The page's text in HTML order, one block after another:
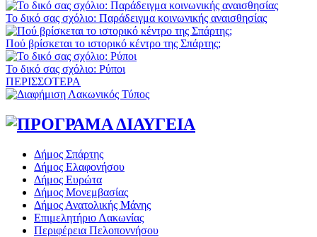
Το δικό σας σχόλιο: Παράδειγμα κοινωνικής αναισθησίας
Πού βρίσκεται το ιστορικό κέντρο της Σπάρτης;
Το δικό σας σχόλιο: Ρύποι
ΠΕΡΙΣΣΟΤΕΡΑ
Δήμος Σπάρτης
Δήμος Ελαφονήσου
Δήμος Ευρώτα
Δήμος Μονεμβασίας
Δήμος Ανατολικής Μάνης
Επιμελητήριο Λακωνίας
Περιφέρεια Πελοποννήσου